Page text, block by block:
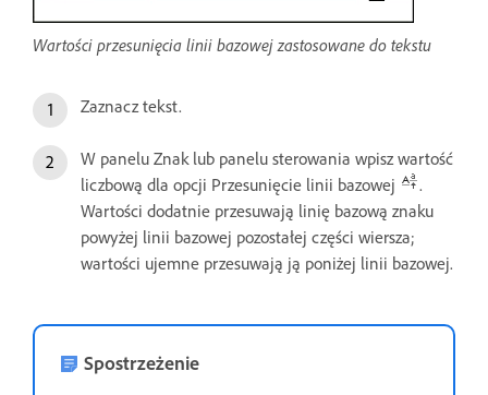
Wartości przesunięcia linii bazowej zastosowane do tekstu
Zaznacz tekst.
W panelu Znak lub panelu sterowania wpisz wartość
liczbową dla opcji Przesunięcie linii bazowej
.
Wartości dodatnie przesuwają linię bazową znaku
powyżej linii bazowej pozostałej części wiersza;
wartości ujemne przesuwają ją poniżej linii bazowej.
Spostrzeżenie